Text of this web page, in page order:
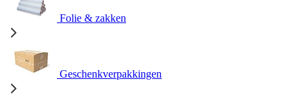
Folie & zakken
Geschenkverpakkingen